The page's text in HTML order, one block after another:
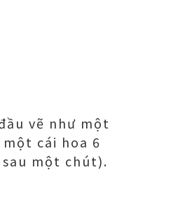
vẽ như một
cái hoa 6
một chút).